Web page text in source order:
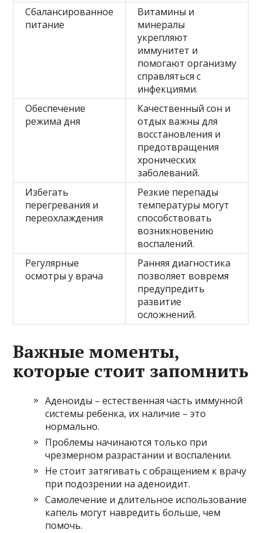
Сбалансированное
питание
Витамины и
минералы
укрепляют
иммунитет и
помогают организму
справляться с
инфекциями.
Обеспечение
режима дня
Качественный сон и
отдых важны для
восстановления и
предотвращения
хронических
заболеваний.
Избегать
перегревания и
переохлаждения
Резкие перепады
температуры могут
способствовать
возникновению
воспалений.
Регулярные
осмотры у врача
Ранняя диагностика
позволяет вовремя
предупредить
развитие
осложнений.
Важные моменты,
которые стоит запомнить
Аденоиды – естественная часть иммунной
системы ребенка, их наличие – это
нормально.
Проблемы начинаются только при
чрезмерном разрастании и воспалении.
Не стоит затягивать с обращением к врачу
при подозрении на аденоидит.
Самолечение и длительное использование
капель могут навредить больше, чем
помочь.